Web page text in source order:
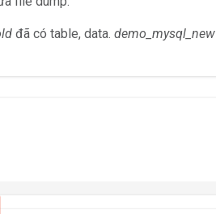
đã có table, data. demo_mysql_new